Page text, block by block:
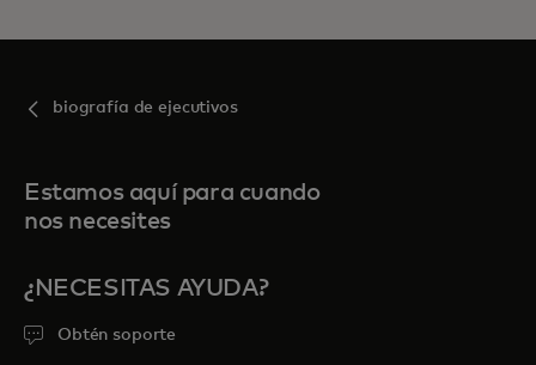
biografía de ejecutivos
Estamos aquí para cuando
nos necesites
¿NECESITAS AYUDA?
Obtén soporte